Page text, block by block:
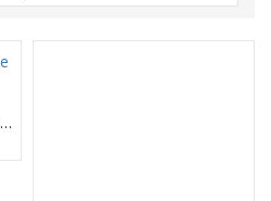
Calendar Advent produse pentru machiaj, 25 Days of Beauty, Profusion, 25 articole